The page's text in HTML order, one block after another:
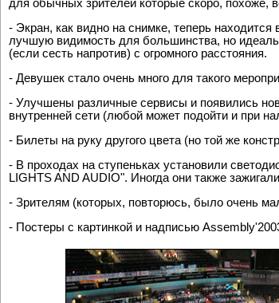
- Число компьютеров значительно увеличилось
для обычных зрителей которые скоро, похоже,
- Экран, как видно на снимке, теперь
лучшую видимость для большинства, но
(если сесть напротив) с огромного расстояния.
- Девушек стало очень много для такого
- Улучшены различные сервисы и появились
внутренней сети (любой может подойти и при
- Билеты на руку другого цвета (но той же
- В проходах на ступеньках установили
LIGHTS AND AUDIO". Иногда они также
- Зрителям (которых, повторюсь, было очень